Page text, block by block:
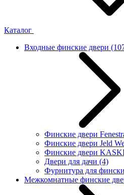
Каталог
Входные финские двери
Финские двери
Финские двери Jeld
Финские двери
Двери для дачи (4)
Фурнитура для
Межкомнатные финские